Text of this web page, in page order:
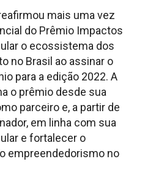
mais uma vez
do Prêmio Impactos
o ecossistema dos
no Brasil ao assinar o
para a edição 2022. A
o prêmio desde sua
parceiro e, a partir de
em linha com sua
e fortalecer o
empreendedorismo no